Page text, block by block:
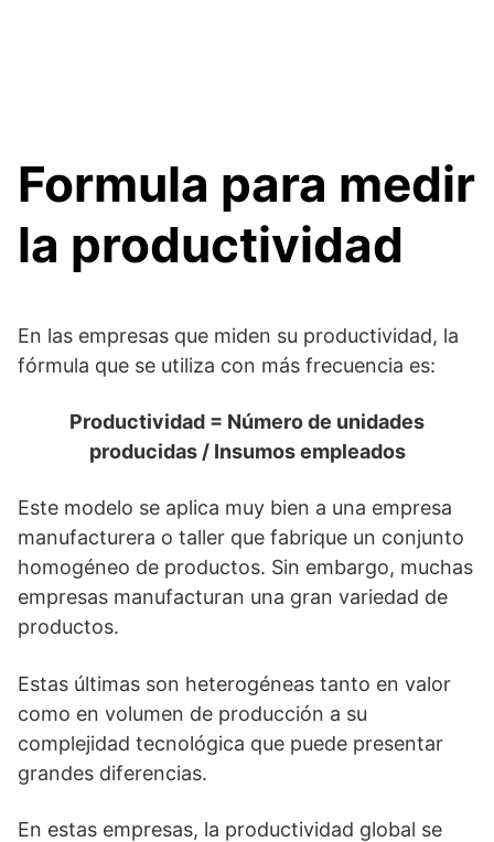
Formula para medir
la productividad
En las empresas que miden su productividad, la
fórmula que se utiliza con más frecuencia es:
Productividad = Número de unidades
producidas / Insumos empleados
Este modelo se aplica muy bien a una empresa
manufacturera o taller que fabrique un conjunto
homogéneo de productos. Sin embargo, muchas
empresas manufacturan una gran variedad de
productos.
Estas últimas son heterogéneas tanto en valor
como en volumen de producción a su
complejidad tecnológica que puede presentar
grandes diferencias.
En estas empresas, la productividad global se